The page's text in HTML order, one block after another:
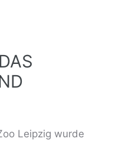
Leipzig wurde